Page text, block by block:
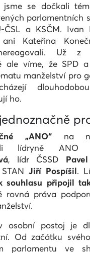
jsme se dočkali
parlamentních
ČSL a KSČM. Ivan
ani Kateřina
Už z
ale víme, že SPD
manželství pro
ho.
„ANO“na
lídryně
, lídr ČSSD
STANJiří Pospíšil.
souhlasu připojil
rovná práva
osobní postoj je
Od začátku
parlamentu ve